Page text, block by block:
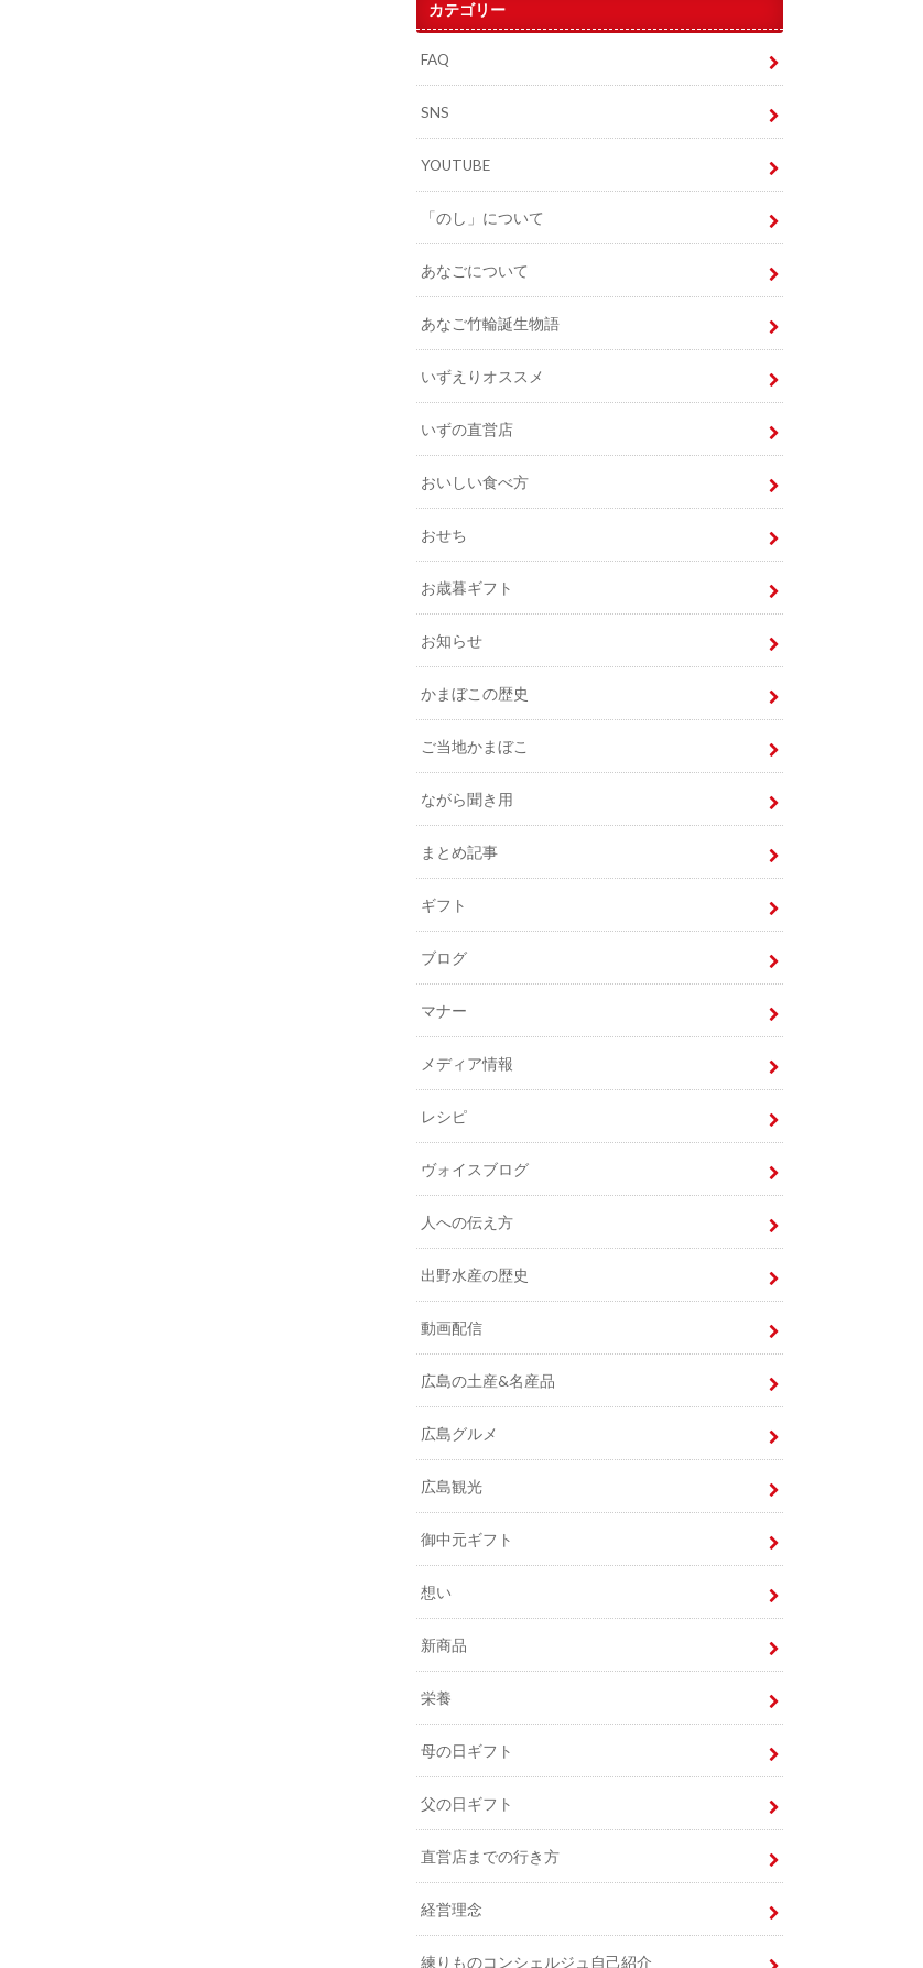
カテゴリー
FAQ
SNS
YOUTUBE
「のし」について
あなごについて
あなご竹輪誕生物語
いずえりオススメ
いずの直営店
おいしい食べ方
おせち
お歳暮ギフト
お知らせ
かまぼこの歴史
ご当地かまぼこ
ながら聞き用
まとめ記事
ギフト
ブログ
マナー
メディア情報
レシピ
ヴォイスブログ
人への伝え方
出野水産の歴史
動画配信
広島の土産&名産品
広島グルメ
広島観光
御中元ギフト
想い
新商品
栄養
母の日ギフト
父の日ギフト
直営店までの行き方
経営理念
練りものコンシェルジュ自己紹介